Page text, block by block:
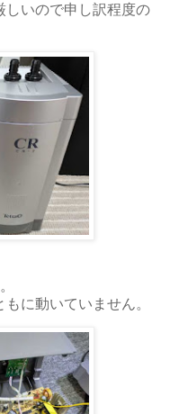
しいので申し訳程度の
に動いていません。